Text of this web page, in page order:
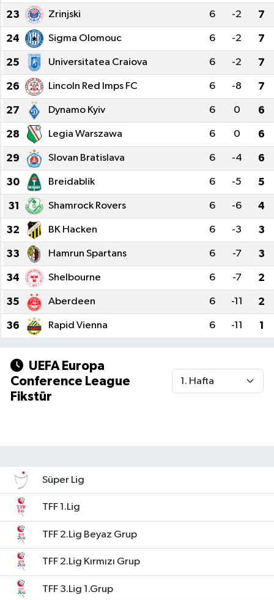
23 Zrinjski 6 -2 7
24 Sigma Olomouc 6 -2 7
25 Universitatea Craiova 6 -2 7
26 Lincoln Red Imps FC 6 -8 7
27 Dynamo Kyiv 6 0 6
28 Legia Warszawa 6 0 6
29 Slovan Bratislava 6 -4 6
30 Breidablik 6 -5 5
31 Shamrock Rovers 6 -6 4
32 BK Hacken 6 -3 3
33 Hamrun Spartans 6 -7 3
34 Shelbourne 6 -7 2
35 Aberdeen 6 -11 2
36 Rapid Vienna 6 -11 1
UEFA Europa
Conference League
Fikstür
Süper Lig
TFF 1.Lig
TFF 2.Lig Beyaz Grup
TFF 2.Lig Kırmızı Grup
TFF 3.Lig 1.Grup